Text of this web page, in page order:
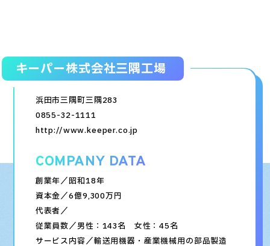
キーパー株式会社三隅工場
浜田市三隅町三隅283
0855-32-1111
http://www.keeper.co.jp
COMPANY DATA
創業年／昭和18年
資本金／6億9,300万円
代表者／
従業員数／男性：143名 女性：45名
サービス内容／輸送用機器・産業機械用の部品製造